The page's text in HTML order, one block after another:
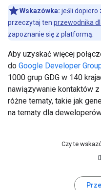
Wskazówka: jeśli dopiero
przeczytaj ten przewodnika
zapoznanie się z platformą.
Aby uzyskać więcej
do Google Developer
1000 grup GDG w 140
nawiązywanie kontaktów
różne tematy, takie jak
na tematy dla
Czy te